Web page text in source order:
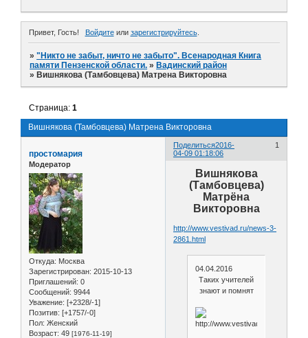
Привет, Гость! Войдитеили зарегистрируйтесь.
»"Никто не забыт, ничто не забыто". Всенародная Книга
памяти Пензенской области. » Вадинский район
» Вишнякова (Тамбовцева) Матрена Викторовна
Вишнякова (Тамбовцева) Матрена Викторовна
Страница:1
Поделиться 1
2016-
04-09 01:18:06
простомария
Модератор
Откуда: Москва
Зарегистрирован: 2015-10-13
Приглашений: 0
Сообщений: 9944
Уважение: [+2328/-1]
Позитив: [+1757/-0]
Пол: Женский
Возраст: 49 [1976-11-19]
Вишнякова
(Тамбовцева)
Матрёна
Викторовна
http://www.vestivad.ru/news-3-
2861.html
04.04.2016
Таких учителей
знают и помнят